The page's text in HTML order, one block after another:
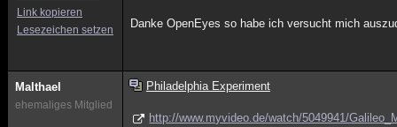
Link kopieren
Lesezeichen setzen
Danke OpenEyes so habe ich versucht mich
Malthael
ehemaliges Mitglied
Philadelphia Experiment
http://www.myvideo.de/watch/5049941/